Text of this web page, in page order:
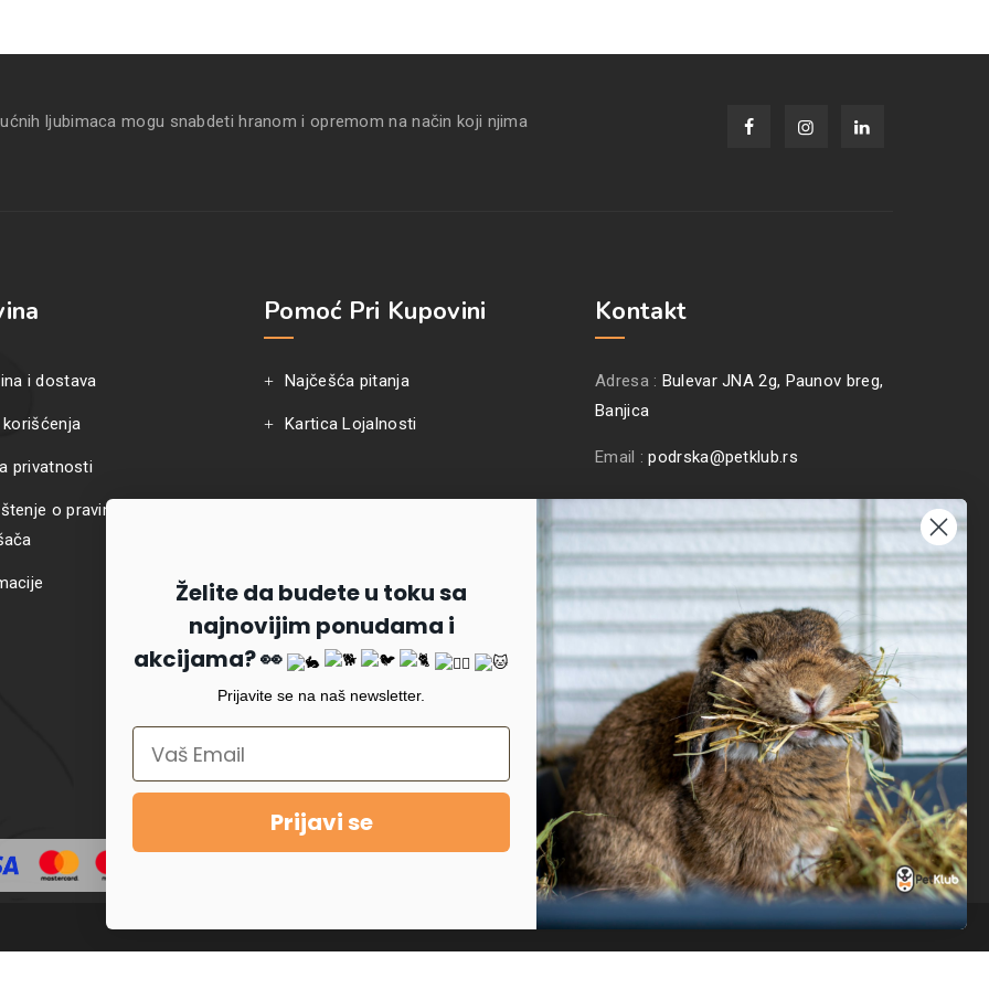
ljubimaca mogu snabdeti hranom i opremom na način koji njima
i dostava
korišćenja
privatnosti
o pravima i obavezama
Pomoć Pri Kupovini
Najčešća pitanja
Kartica Lojalnosti
Kontakt
Adresa : Bulevar JNA 2g, Paunov breg,
Banjica
Email :podrska@petklub.rs
Prijavite se na naš
newsletter
Prijavi se
Želite da budete u toku sa
najnovijim ponudama i
akcijama? 👀
Prijavite se na naš newsletter.
Prijavi se